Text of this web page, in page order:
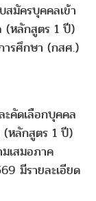
สมัครบุคคลเข้า
(หลักสูตร 1 ปี)
ารศึกษา (กสศ.)
คัดเลือกบุคคล
(หลักสูตร 1 ปี)
เสมอภาค
มีรายละเอียด